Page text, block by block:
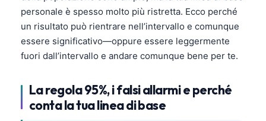
personale è spesso molto più ristretta. Ecco perché
un risultato può rientrare nell’intervallo e comunque
essere significativo—oppure essere leggermente
fuori dall’intervallo e andare comunque bene per te.
La regola 95%, i falsi allarmi e perché
conta la tua linea di base
Esperanto
Ślōnskŏ gŏdka
Norsk bokmål